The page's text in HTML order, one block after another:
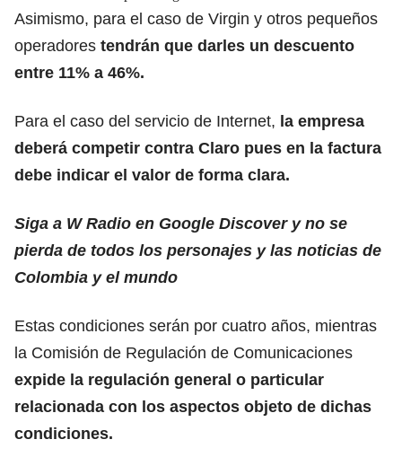
Asimismo, para el caso de Virgin y otros pequeños
operadores tendrán que darles un descuento
entre 11% a 46%.
Para el caso del servicio de Internet, la empresa
deberá competir contra Claro pues en la factura
debe indicar el valor de forma clara.
Siga a W Radio en Google Discover y no se
pierda de todos los personajes y las noticias de
Colombia y el mundo
Estas condiciones serán por cuatro años, mientras
la Comisión de Regulación de Comunicaciones
expide la regulación general o particular
relacionada con los aspectos objeto de dichas
condiciones.